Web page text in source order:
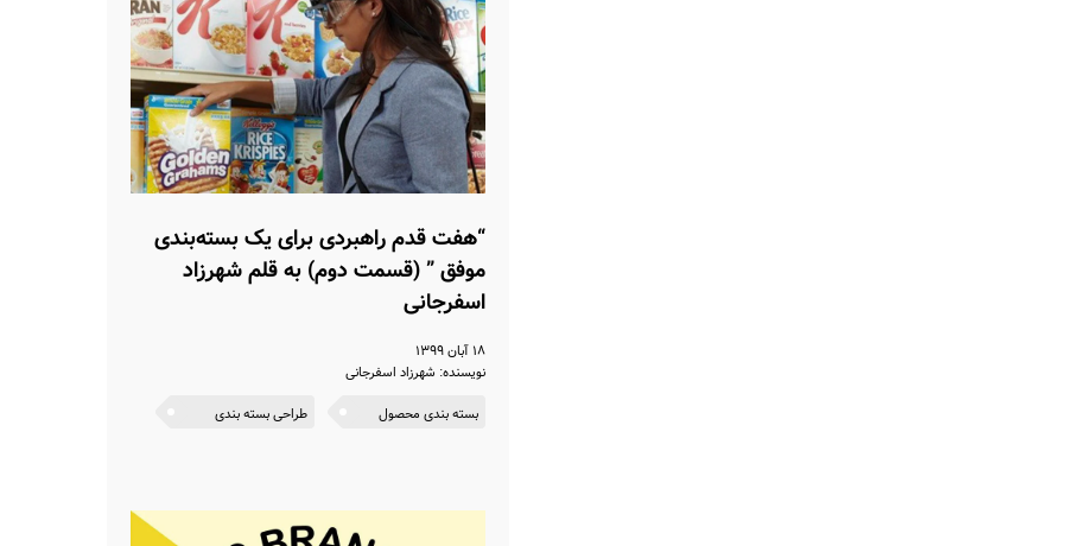
“هفت قدم راهبردی برای یک بسته‌بندی
موفق ” (قسمت دوم) به قلم شهرزاد
اسفرجانی
۱۸ آبان ۱۳۹۹
نویسنده: شهرزاد اسفرجانی
بسته بندی محصول
طراحی بسته بندی